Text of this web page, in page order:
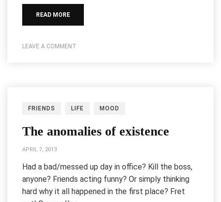
READ MORE
LEAVE A COMMENT
FRIENDS LIFE MOOD
The anomalies of existence
APRIL 7, 2013
Had a bad/messed up day in office? Kill the boss,
anyone? Friends acting funny? Or simply thinking
hard why it all happened in the first place? Fret